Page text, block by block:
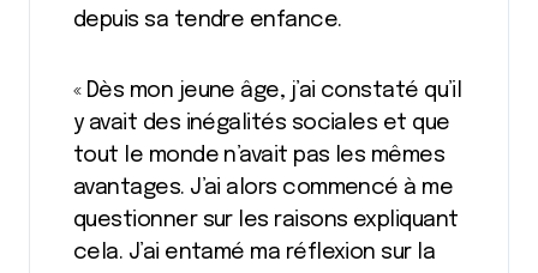
depuis sa tendre enfance.
« Dès mon jeune âge, j’ai constaté qu’il
y avait des inégalités sociales et que
tout le monde n’avait pas les mêmes
avantages. J’ai alors commencé à me
questionner sur les raisons expliquant
cela. J’ai entamé ma réflexion sur la